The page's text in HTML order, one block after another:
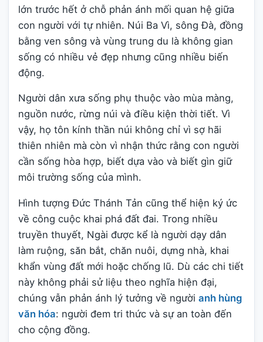
lớn trước hết ở chỗ phản ánh mối quan hệ giữa
con người với tự nhiên. Núi Ba Vì, sông Đà, đồng
bằng ven sông và vùng trung du là không gian
sống có nhiều vẻ đẹp nhưng cũng nhiều biến
động.
Người dân xưa sống phụ thuộc vào mùa màng,
nguồn nước, rừng núi và điều kiện thời tiết. Vì
vậy, họ tôn kính thần núi không chỉ vì sợ hãi
thiên nhiên mà còn vì nhận thức rằng con người
cần sống hòa hợp, biết dựa vào và biết gìn giữ
môi trường sống của mình.
Hình tượng Đức Thánh Tản cũng thể hiện ký ức
về công cuộc khai phá đất đai. Trong nhiều
truyền thuyết, Ngài được kể là người dạy dân
làm ruộng, săn bắt, chăn nuôi, dựng nhà, khai
khẩn vùng đất mới hoặc chống lũ. Dù các chi tiết
này không phải sử liệu theo nghĩa hiện đại,
chúng vẫn phản ánh lý tưởng về người anh hùng
văn hóa: người đem tri thức và sự an toàn đến
cho cộng đồng.